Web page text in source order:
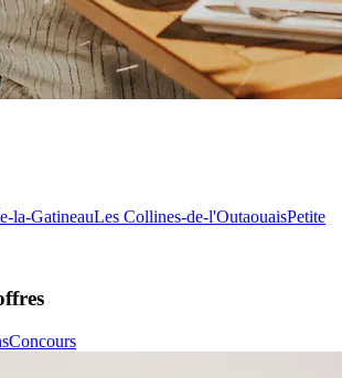
la-GatineauLes Collines-de-l'OutaouaisPetite
Concours